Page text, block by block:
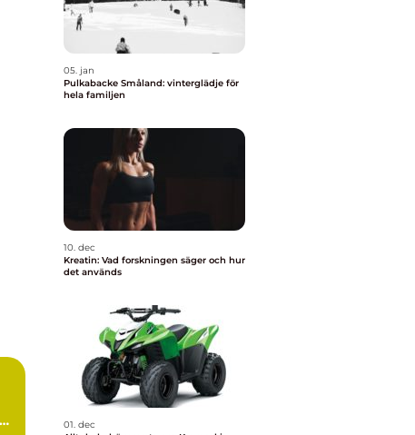
05. jan
Pulkabacke Småland: vinterglädje för
hela familjen
10. dec
Kreatin: Vad forskningen säger och hur
det används
01. dec